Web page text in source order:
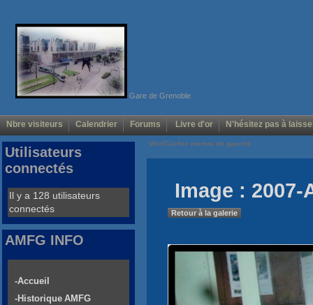
Gare de Grenoble
Nbre visiteurs Calendrier Forums Livre d'or N'hésitez pas à
Voir/Cacher menus de gauche
Image : 2007-
Retour à la galerie
Utilisateurs
connectés
Il y a 128 utilisateurs
connectés
AMFG INFO
-Accueil
-Historique AMFG